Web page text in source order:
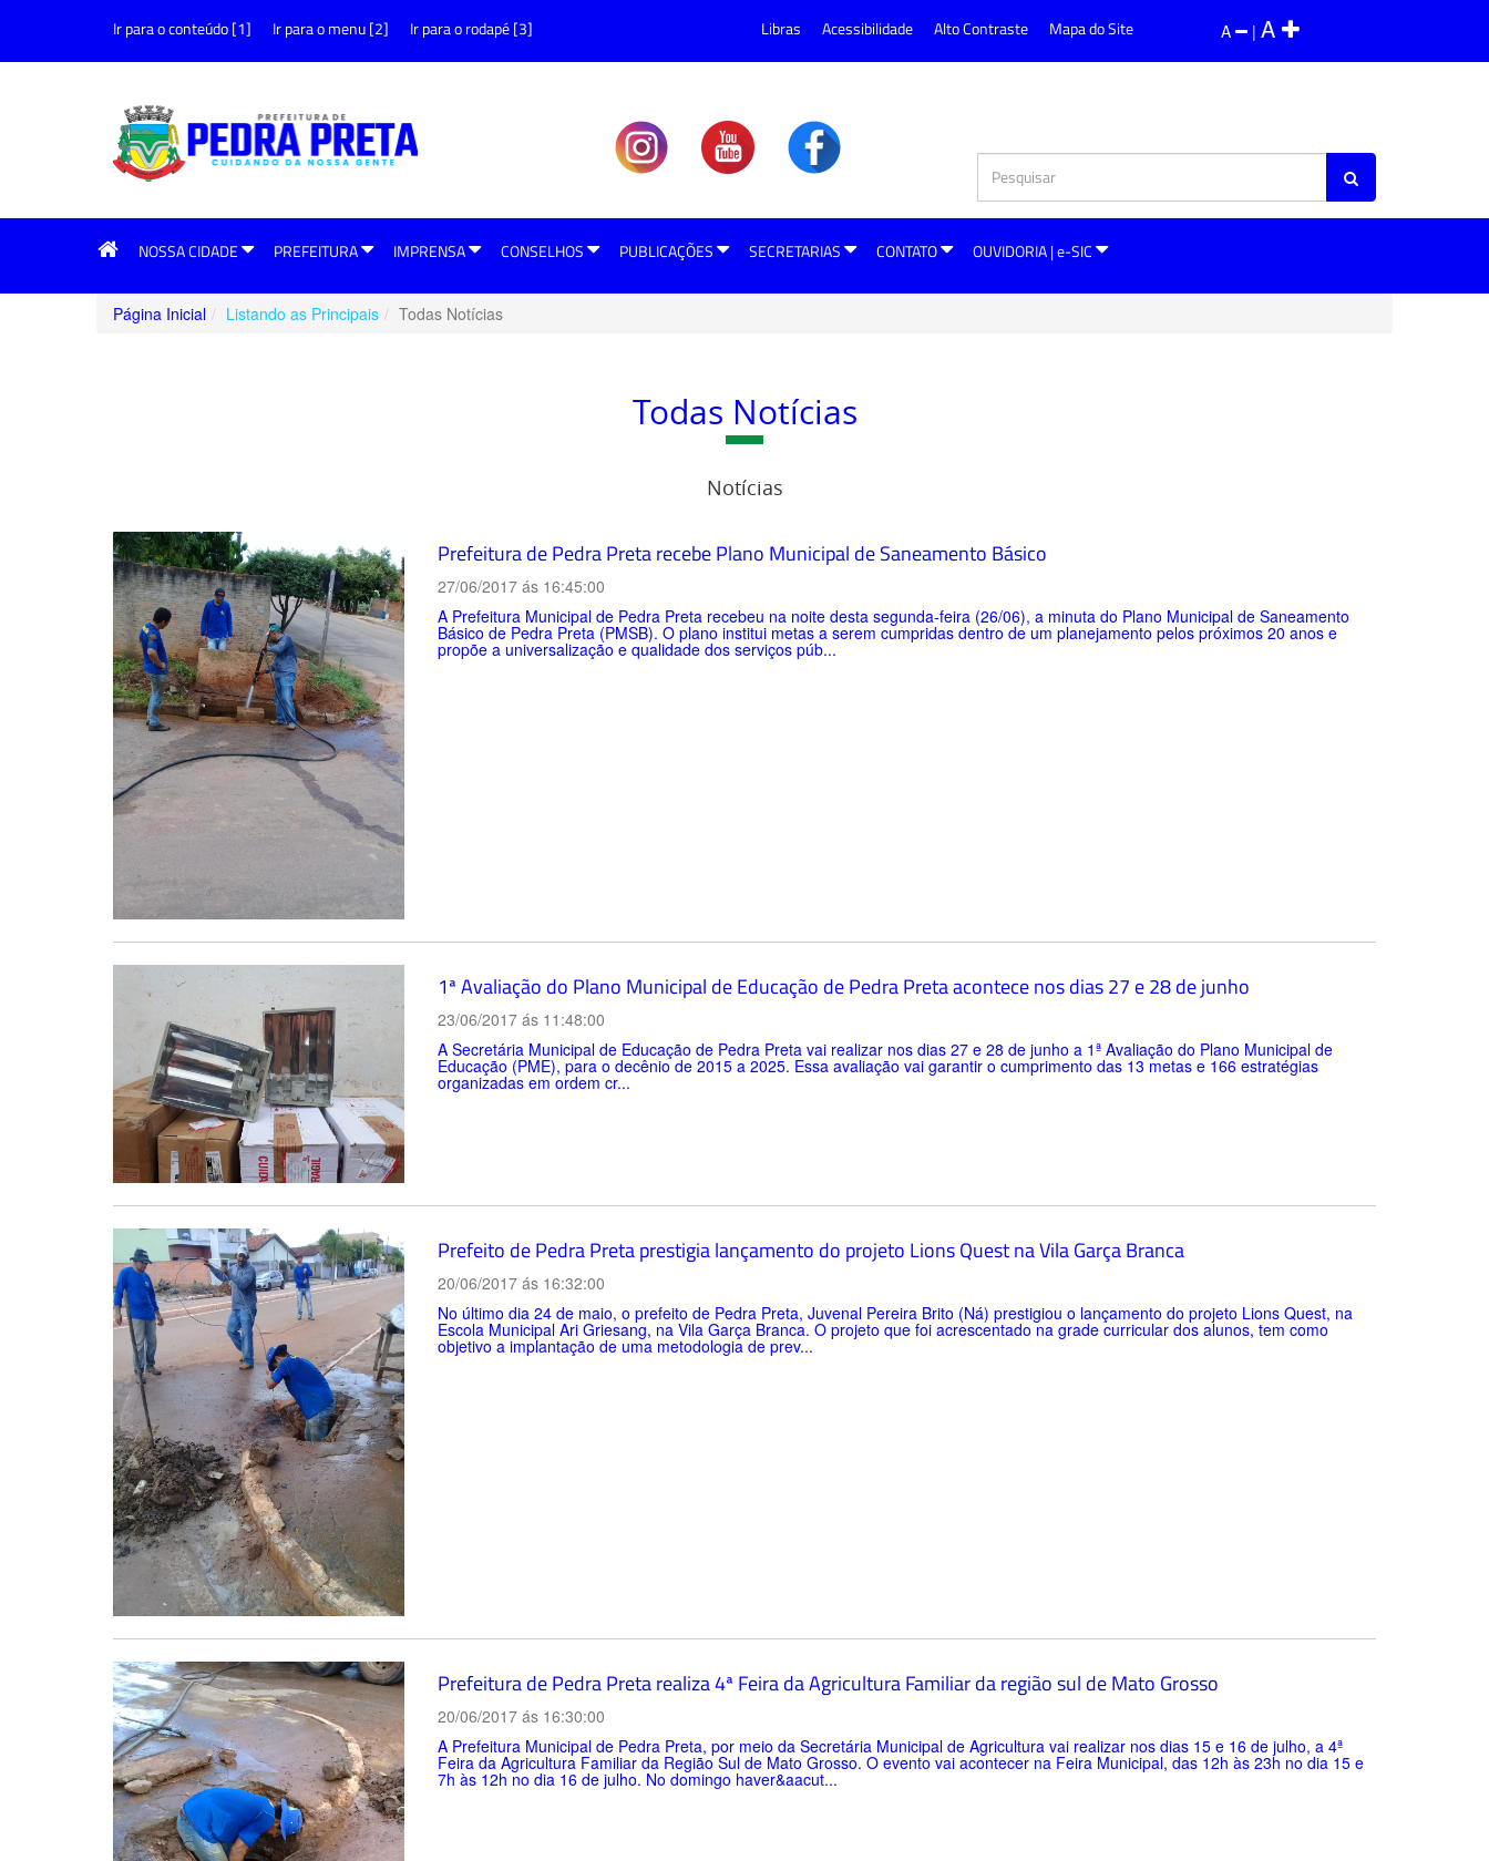
Ir para o conteúdo [1] Ir para o menu [2] Ir para o rodapé [3] A | A
Libras Acessibilidade Alto Contraste Mapa do Site
NOSSA CIDADE PREFEITURA IMPRENSA CONSELHOS PUBLICAÇÕES SECRETARIAS CONTATO OUVIDORIA | e-SIC
Página Inicial Listando as Principais Todas Notícias
Todas Notícias
Notícias
Prefeitura de Pedra Preta recebe Plano Municipal de Saneamento Básico
27/06/2017 ás 16:45:00
A Prefeitura Municipal de Pedra Preta recebeu na noite desta segunda-feira (26/06), a minuta do Plano Municipal de Saneamento
Básico de Pedra Preta (PMSB). O plano institui metas a serem cumpridas dentro de um planejamento pelos próximos 20 anos e
propõe a universalização e qualidade dos serviços púb...
1ª Avaliação do Plano Municipal de Educação de Pedra Preta acontece nos dias 27 e 28 de junho
23/06/2017 ás 11:48:00
A Secretária Municipal de Educação de Pedra Preta vai realizar nos dias 27 e 28 de junho a 1ª Avaliação do Plano Municipal de
Educação (PME), para o decênio de 2015 a 2025. Essa avaliação vai garantir o cumprimento das 13 metas e 166 estratégias
organizadas em ordem cr...
Prefeito de Pedra Preta prestigia lançamento do projeto Lions Quest na Vila Garça Branca
20/06/2017 ás 16:32:00
No último dia 24 de maio, o prefeito de Pedra Preta, Juvenal Pereira Brito (Ná) prestigiou o lançamento do projeto Lions Quest, na
Escola Municipal Ari Griesang, na Vila Garça Branca. O projeto que foi acrescentado na grade curricular dos alunos, tem como
objetivo a implantação de uma metodologia de prev...
Prefeitura de Pedra Preta realiza 4ª Feira da Agricultura Familiar da região sul de Mato Grosso
20/06/2017 ás 16:30:00
A Prefeitura Municipal de Pedra Preta, por meio da Secretária Municipal de Agricultura vai realizar nos dias 15 e 16 de julho, a 4ª
Feira da Agricultura Familiar da Região Sul de Mato Grosso. O evento vai acontecer na Feira Municipal, das 12h às 23h no dia 15 e
7h às 12h no dia 16 de julho. No domingo haver&aacut...